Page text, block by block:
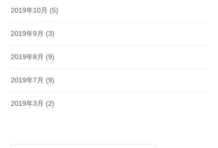
2019年10月 (5)
2019年9月 (3)
2019年8月 (9)
2019年7月 (9)
2019年3月 (2)